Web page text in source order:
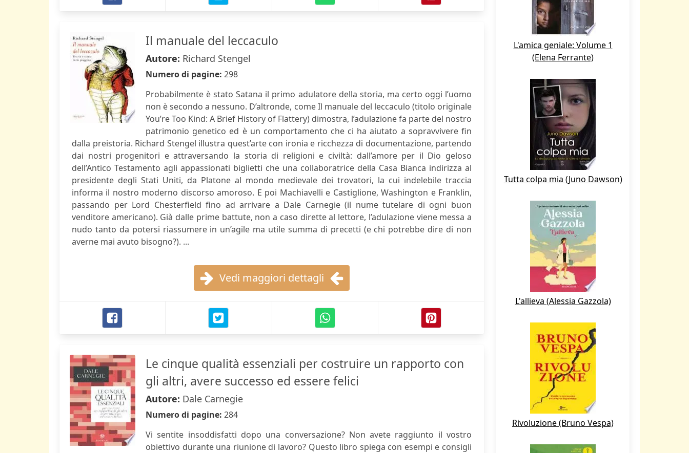
Il manuale del leccaculo
Autore: Richard Stengel
Numero di pagine: 298
Probabilmente è stato Satana il primo adulatore della storia, ma certo oggi l’uomo
non è secondo a nessuno. D’altronde, come Il manuale del leccaculo (titolo originale
You’re Too Kind: A Brief History of Flattery) dimostra, l’adulazione fa parte del nostro
patrimonio genetico ed è un comportamento che ci ha aiutato a sopravvivere fin
dalla preistoria. Richard Stengel illustra quest’arte con ironia e ricchezza di documentazione, partendo
dai nostri progenitori e attraversando la storia di religioni e civiltà: dall’amore per il Dio geloso
dell’Antico Testamento agli appassionati biglietti che una collaboratrice della Casa Bianca indirizza al
presidente degli Stati Uniti, da Platone al mondo medievale dei trovatori, la cui indelebile traccia
informa il nostro moderno discorso amoroso. E poi Machiavelli e Castiglione, Washington e Franklin,
passando per Lord Chesterfield fino ad arrivare a Dale Carnegie (il nume tutelare di ogni buon
venditore americano). Già dalle prime battute, non a caso dirette al lettore, l’adulazione viene messa a
nudo tanto da potersi riassumere in un’agile ma utile summa di precetti (e chi potrebbe dire di non
averne mai avuto bisogno?). ...
Vedi maggiori dettagli
Le cinque qualità essenziali per costruire un rapporto con
gli altri, avere successo ed essere felici
Autore: Dale Carnegie
Numero di pagine: 284
Vi sentite insoddisfatti dopo una conversazione? Non avete raggiunto il vostro
obiettivo durante una riunione di lavoro? Questo libro spiega con esempi e consigli
L'amica geniale: Volume 1
(Elena Ferrante)
Tutta colpa mia (Juno Dawson)
L'allieva (Alessia Gazzola)
Rivoluzione (Bruno Vespa)